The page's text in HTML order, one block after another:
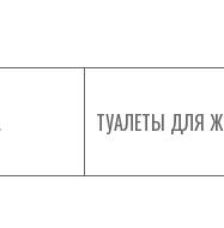
ТУАЛЕТЫ ДЛЯ